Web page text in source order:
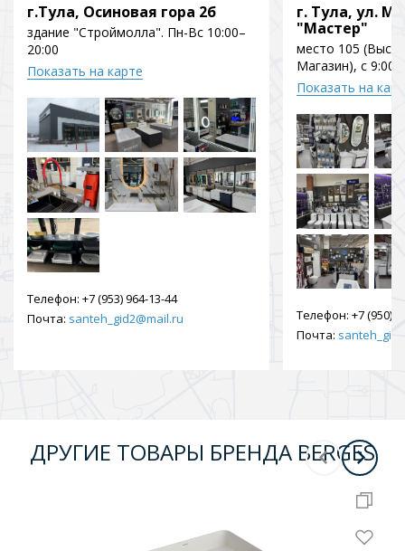
г.Тула, Осиновая гора 2б
здание "Строймолла". Пн-Вс 10:00–
20:00
Показать на карте
Телефон: +7 (953) 964-13-44
Почта: santeh_gid2@mail.ru
г. Тула, ул.
"Мастер"
место 105
Магазин), с 9:00
Показать на
Телефон: +7 (950)
Почта:
ДРУГИЕ ТОВАРЫ БРЕНДА BERGES